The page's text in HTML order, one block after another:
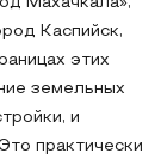
Каспийск,
этих
земельных
и
практически